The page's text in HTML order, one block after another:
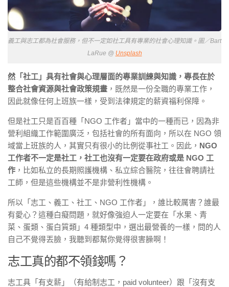
義工與志工都為社會服務，但不一定如社工具有專業的社會心理知識。圖／Bart
LaRue @ Unsplash
然「社工」具有社會與心理層面的專業訓練與知識，專長在於
整合社會資源與社會政策規畫 ，既然是一份全職的專業工作，
因此就像任何上班族一樣，受到法律規定的薪資福利保障。
但是社工只是百百種「NGO 工作者」當中的一種而已，因為非
營利組織工作範圍廣泛，包括社會的所有面向，所以在 NGO 領
域當上班族的人，其實只有很小的比例從事社工。因此， NGO
工作者不一定是社工，社工也沒有一定要在政府或是 NGO 工
作 ，比如私立的長期照護機構、私立綜合醫院，往往會聘請社
工師，但是這些機構並不是非營利性機構。
所以「志工、義工、社工、NGO 工作者」，誰比較厲害？誰最
有愛心？這種白癡問題，就好像強迫人一定要在「水果、青
菜、蛋類、蛋白質類」4 種類型中，選出最營養的一樣，問的人
自己不覺得丟臉，我聽到都幫你覺得很害臊啊！
志工真的都不領錢嗎？
志工具「有支薪」（有給制志工，paid volunteer）跟「沒有支